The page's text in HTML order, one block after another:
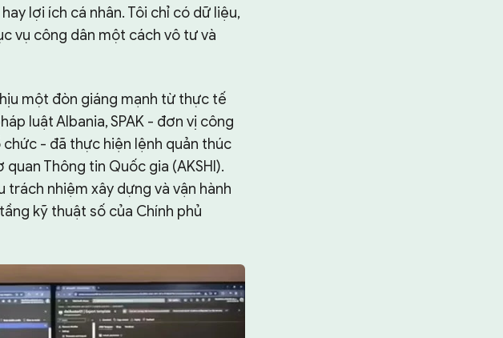
lợi ích cá nhân. Tôi chỉ có dữ liệu,
vụ công dân một cách vô tư và
một đòn giáng mạnh từ thực tế
luật Albania, SPAK - đơn vị công
- đã thực hiện lệnh quản thúc
Thông tin Quốc gia (AKSHI).
trách nhiệm xây dựng và vận hành
kỹ thuật số của Chính phủ